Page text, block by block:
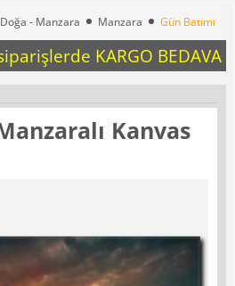
Doğa - Manzara Manzara Gün Batımı
KARGO BEDAVA
Kanvas